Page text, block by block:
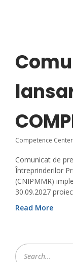
Competence Center
Comunicat de
Întreprinderilor
(CNIPMMR)
30.09.2027
Read More